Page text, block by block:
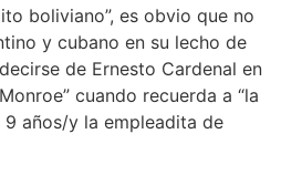
boliviano”, es obvio que no
y cubano en su lecho de
de Ernesto Cardenal en
cuando recuerda a “la
años/y la empleadita de